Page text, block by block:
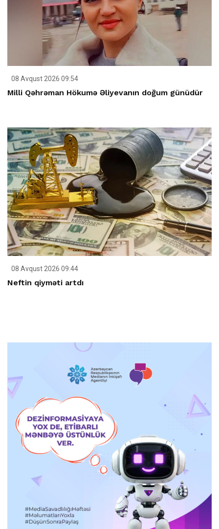
08 Avqust 2026 09:54
Milli Qəhrəman Hökumə Əliyevanın doğum günüdür
08 Avqust 2026 09:44
Neftin qiyməti artdı